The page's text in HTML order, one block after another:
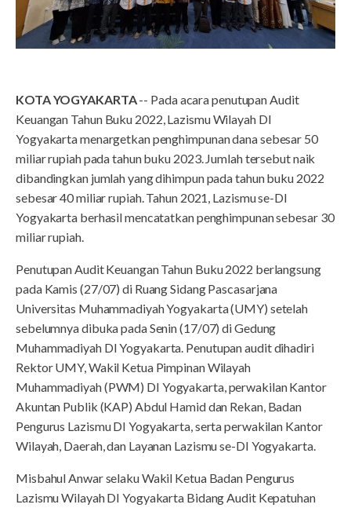
KOTA YOGYAKARTA-- Pada acara penutupan Audit
Keuangan Tahun Buku 2022, Lazismu Wilayah DI
Yogyakarta menargetkan penghimpunan dana sebesar 50
miliar rupiah pada tahun buku 2023. Jumlah tersebut naik
dibandingkan jumlah yang dihimpun pada tahun buku 2022
sebesar 40 miliar rupiah. Tahun 2021, Lazismu se-DI
Yogyakarta berhasil mencatatkan penghimpunan sebesar 30
miliar rupiah.
Penutupan Audit Keuangan Tahun Buku 2022 berlangsung
pada Kamis (27/07) di Ruang Sidang Pascasarjana
Universitas Muhammadiyah Yogyakarta (UMY) setelah
sebelumnya dibuka pada Senin (17/07) di Gedung
Muhammadiyah DI Yogyakarta. Penutupan audit dihadiri
Rektor UMY, Wakil Ketua Pimpinan Wilayah
Muhammadiyah (PWM) DI Yogyakarta, perwakilan Kantor
Akuntan Publik (KAP) Abdul Hamid dan Rekan, Badan
Pengurus Lazismu DI Yogyakarta, serta perwakilan Kantor
Wilayah, Daerah, dan Layanan Lazismu se-DI Yogyakarta.
Misbahul Anwar selaku Wakil Ketua Badan Pengurus
Lazismu Wilayah DI Yogyakarta Bidang Audit Kepatuhan